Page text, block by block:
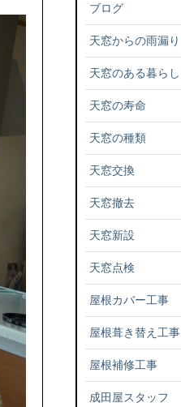
ブログ
天窓からの雨漏り
天窓のある暮らし
天窓の寿命
天窓の種類
天窓交換
天窓撤去
天窓新設
天窓点検
屋根カバー工事
屋根葺き替え工事
屋根補修工事
成田屋スタッフ